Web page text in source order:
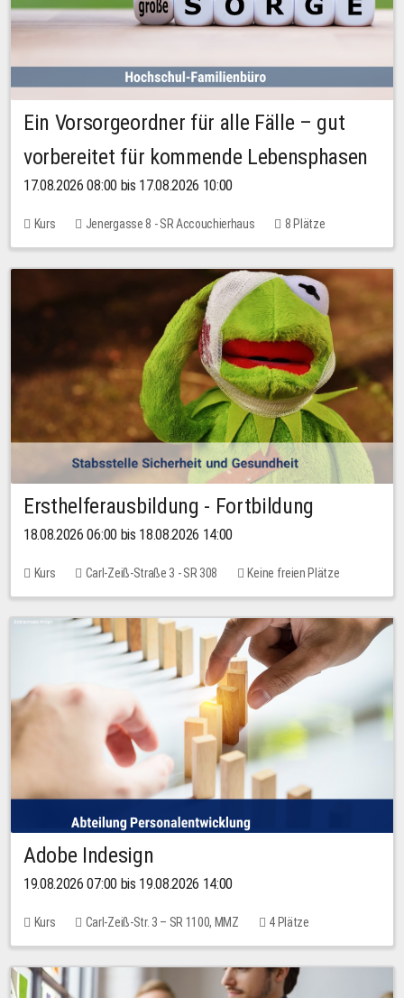
Ein Vorsorgeordner für alle Fälle – gut
vorbereitet für kommende Lebensphasen
17.08.2026 08:00 bis 17.08.2026 10:00
Kurs Jenergasse 8 - SR Accouchierhaus 8 Plätze
Ersthelferausbildung - Fortbildung
18.08.2026 06:00 bis 18.08.2026 14:00
Kurs Carl-Zeiß-Straße 3 - SR 308 Keine freien Plätze
Adobe Indesign
19.08.2026 07:00 bis 19.08.2026 14:00
Kurs Carl-Zeiß-Str. 3 – SR 1100, MMZ 4 Plätze